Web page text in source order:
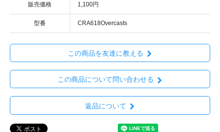
販売価格 1,100円
型番 CRA618Overcasts
この商品を友達に教える
この商品について問い合わせる
返品について